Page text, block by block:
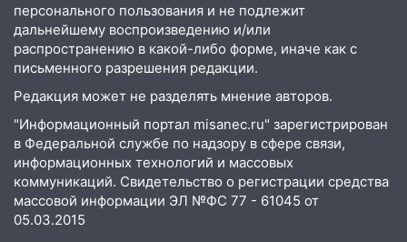
сорванные крыши, поваленные деревья,
затопленные улицы и остановившиеся
трамваи
после ливня город снова уходит под
воду
12:12 Прокуратура взяла на контроль
ДТП с шестилетним ребёнком на улице
Федерации
12:01
персонального пользования и не подлежит
дальнейшему воспроизведению и/или
распространению в какой-либо форме, иначе как с
письменного разрешения редакции.
Редакция может не разделять мнение авторов.
"Информационный портал misanec.ru" зарегистрирован
в Федеральной службе по надзору в сфере связи,
информационных технологий и массовых
коммуникаций. Свидетельство о регистрации средства
массовой информации ЭЛ №ФС 77 - 61045 от
05.03.2015